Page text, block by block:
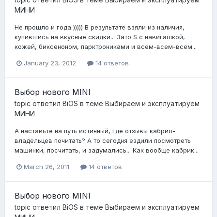
МИНИ
Не прошло и года ))))) В результате взяли из наличия,
купившись на вкусные скидки... Зато S с навигашкой,
кожей, биксеноном, парктрониками и всем-всем-всем...
January 23, 2012 14 ответов
Выбор нового MINI
topic ответил BiOS в теме Выбираем и эксплуатируем
МИНИ
А наставьте на путь истинный, где отзывы кабрио-
владельцев почитать? А то сегодня ездили посмотреть
машинки, посчитать, и задумались... Как вообще кабрик...
March 26, 2011 14 ответов
Выбор нового MINI
topic ответил BiOS в теме Выбираем и эксплуатируем